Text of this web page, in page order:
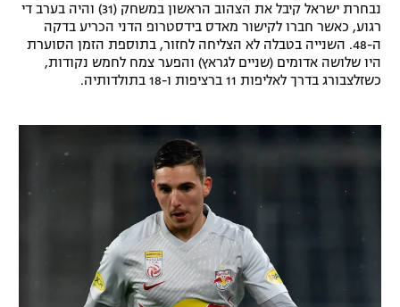
רשיון להקרנה פומבית לבית עסק
הצטרפות לחבילת הערוצים
המגזין
נבחרת ישראל קיבל את הצהוב הראשון במשחק (31) והיה בערב די
רגוע, כאשר חברו לקישור מאדס בידסטרופ הדני הכריע בדקה
ה-48. השנייה בטבלה לא הצליחה לחזור, בתוספת הזמן הסוערת
היו שלושה אדומים (שניים לגראץ) והפער צמח לחמש נקודות,
כשזלצבורג בדרך לאליפות 11 ברציפות ו-18 בתולדותיה.